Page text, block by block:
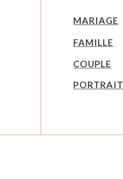
MARIAGE
FAMILLE
COUPLE
PORTRAIT